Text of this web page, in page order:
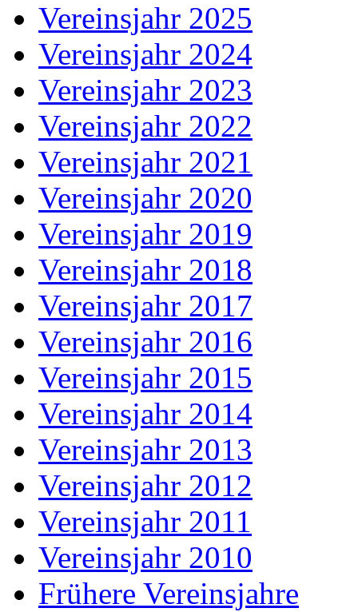
Vereinsjahr 2025
Vereinsjahr 2024
Vereinsjahr 2023
Vereinsjahr 2022
Vereinsjahr 2021
Vereinsjahr 2020
Vereinsjahr 2019
Vereinsjahr 2018
Vereinsjahr 2017
Vereinsjahr 2016
Vereinsjahr 2015
Vereinsjahr 2014
Vereinsjahr 2013
Vereinsjahr 2012
Vereinsjahr 2011
Vereinsjahr 2010
Frühere Vereinsjahre